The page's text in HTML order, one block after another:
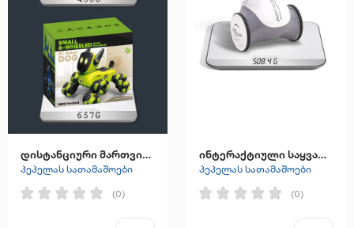
დისტანციური მართვის რობოტი-ძაღლი (MINI ვერსია)
პეპელას სათამაშოები
(0)
ინტერაქტიული საყვარელი შინაური ცხოველი
პეპელას სათამაშოები
(0)